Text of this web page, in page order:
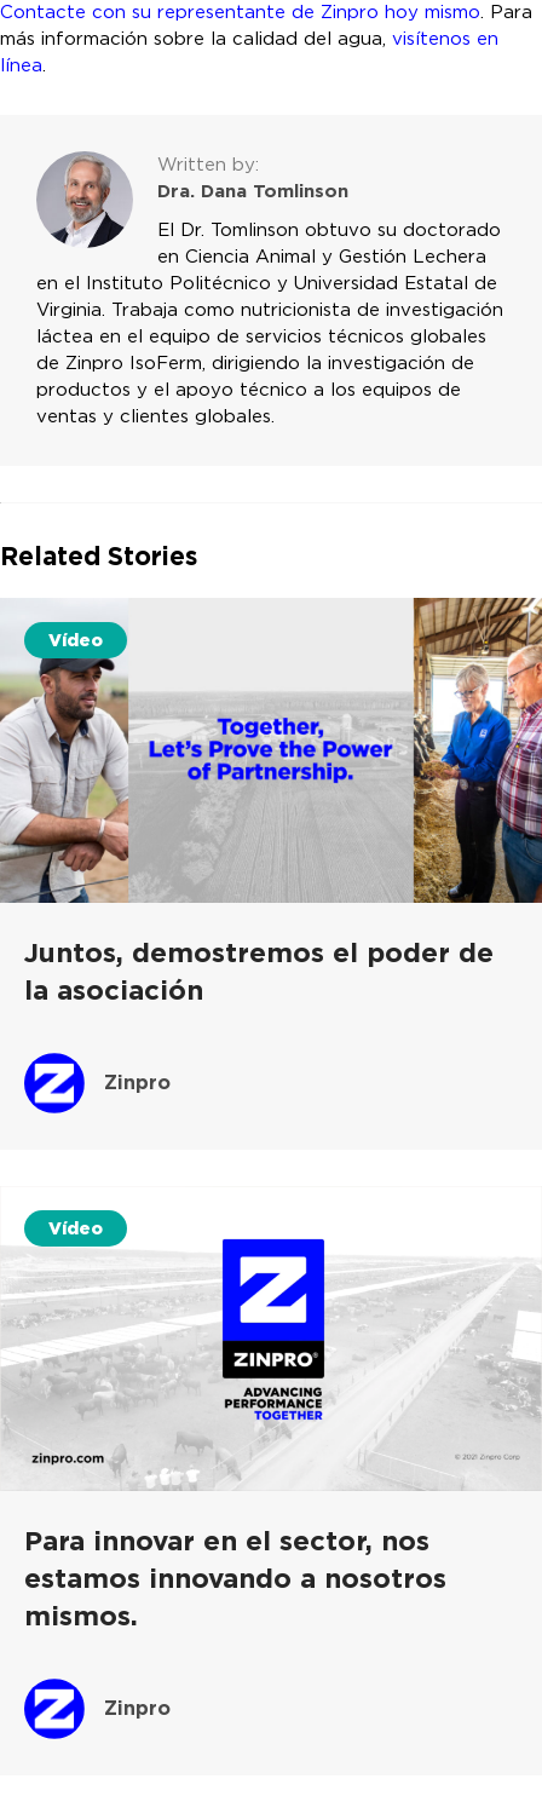
Contacte con su representante de Zinpro hoy mismo. Para
más información sobre la calidad del agua, visítenos en
línea.
Written by:
Dra. Dana Tomlinson
El Dr. Tomlinson obtuvo su doctorado
en Ciencia Animal y Gestión Lechera
en el Instituto Politécnico y Universidad Estatal de
Virginia. Trabaja como nutricionista de investigación
láctea en el equipo de servicios técnicos globales
de Zinpro IsoFerm, dirigiendo la investigación de
productos y el apoyo técnico a los equipos de
ventas y clientes globales.
Related Stories
Vídeo
Juntos, demostremos el poder de
la asociación
Zinpro
Vídeo
Para innovar en el sector, nos
estamos innovando a nosotros
mismos.
Zinpro